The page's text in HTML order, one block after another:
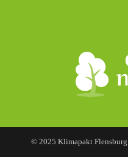
© 2025 Klimapakt Flensburg